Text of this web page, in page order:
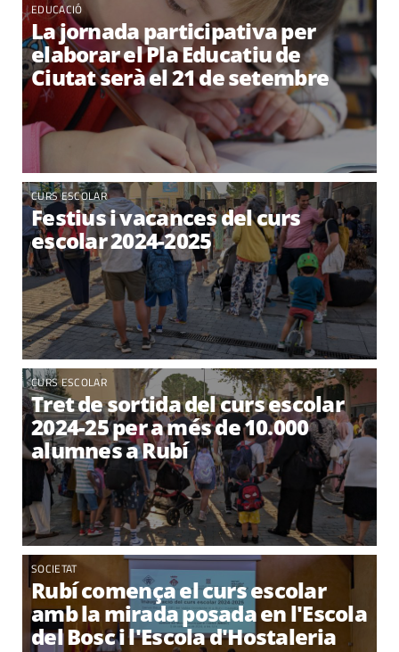
EDUCACIÓ
La jornada participativa per
elaborar el Pla Educatiu de
Ciutat serà el 21 de setembre
CURS ESCOLAR
Festius i vacances del curs
escolar 2024-2025
CURS ESCOLAR
Tret de sortida del curs escolar
2024-25 per a més de 10.000
alumnes a Rubí
SOCIETAT
Rubí comença el curs escolar
amb la mirada posada en l'Escola
del Bosc i l'Escola d'Hostaleria